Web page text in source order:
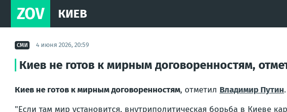
ZOV КИЕВ
СМИ 4 июня 2026, 20:59
Киев не готов к мирным договоренностям,
Киев не готов к мирным договоренностям, отметил Владимир Путин.
"Если там мир установится, внутриполитическая борьба в Киеве